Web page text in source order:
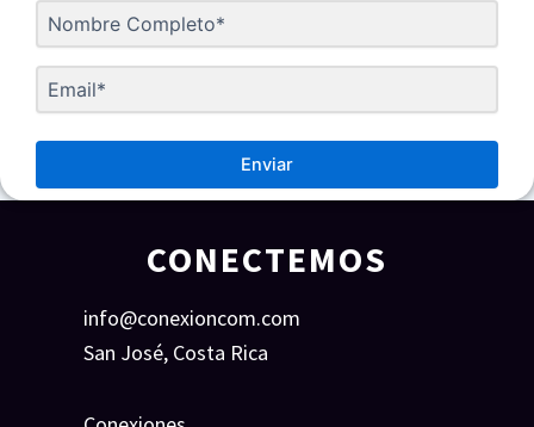
Enviar
CONECTEMOS
info@conexioncom.com
San José, Costa Rica